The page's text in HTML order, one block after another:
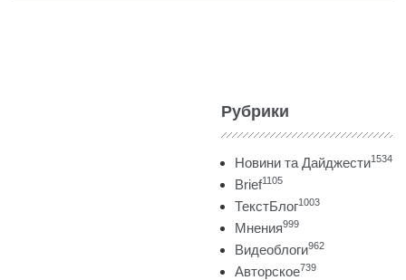
Рубрики
Новини та Дайджести1534
Brief1105
ТекстБлог1003
Мнения999
Видеоблоги962
Авторское739